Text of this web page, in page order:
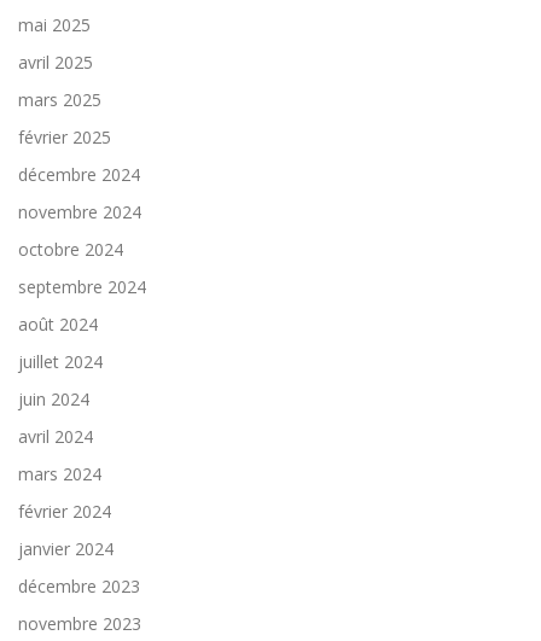
mai 2025
avril 2025
mars 2025
février 2025
décembre 2024
novembre 2024
octobre 2024
septembre 2024
août 2024
juillet 2024
juin 2024
avril 2024
mars 2024
février 2024
janvier 2024
décembre 2023
novembre 2023